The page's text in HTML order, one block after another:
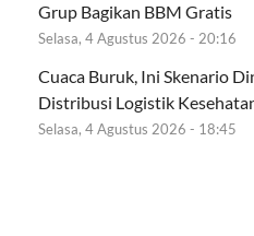
Grup Bagikan BBM Gratis
Selasa, 4 Agustus 2026 - 20:16
Cuaca Buruk, Ini Skenario
Distribusi Logistik
Selasa, 4 Agustus 2026 - 18:45